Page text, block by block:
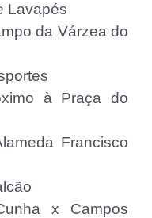
Lavapés
da Várzea do
à Praça do
Francisco
x Campos